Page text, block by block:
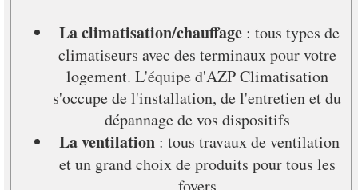
La climatisation/chauffage : tous types de
climatiseurs avec des terminaux pour votre
logement. L'équipe d'AZP Climatisation
s'occupe de l'installation, de l'entretien et du
dépannage de vos dispositifs
La ventilation : tous travaux de ventilation
et un grand choix de produits pour tous les
foyers